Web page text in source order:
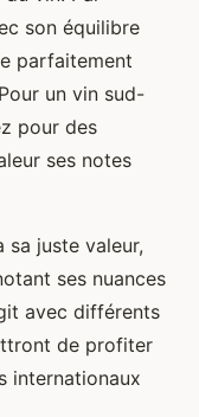
son équilibre
parfaitement
un vin sud-
pour des
ses notes
sa juste valeur,
ses nuances
avec différents
de profiter
internationaux